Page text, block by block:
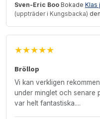
Sven-Eric Boo Bokade Klas
(uppträder i Kungsbacka)
★★★★★
Bröllop
Vi kan verkligen
under minglet och senare
var helt fantastiska....